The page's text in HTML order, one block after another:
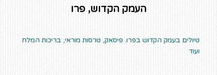
העמק הקדוש, פרו
טיולים בעמק הקדוש בפרו. פיסאק, טרסות מוראי, בריכות המלח
ועוד